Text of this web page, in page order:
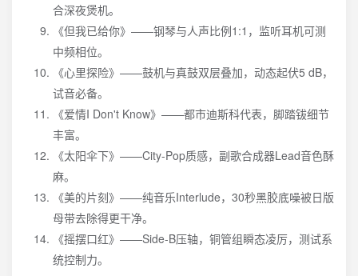
合深夜煲机。
《但我已给你》——钢琴与人声比例1:1，监听耳机可测
中频相位。
《心里探险》——鼓机与真鼓双层叠加，动态起伏5 dB，
试音必备。
《爱情I Don't Know》——都市迪斯科代表，脚踏钹细节
丰富。
《太阳伞下》——City-Pop质感，副歌合成器Lead音色酥
麻。
《美的片刻》——纯音乐Interlude，30秒黑胶底噪被日版
母带去除得更干净。
《摇摆口红》——Side-B压轴，铜管组瞬态凌厉，测试系
统控制力。